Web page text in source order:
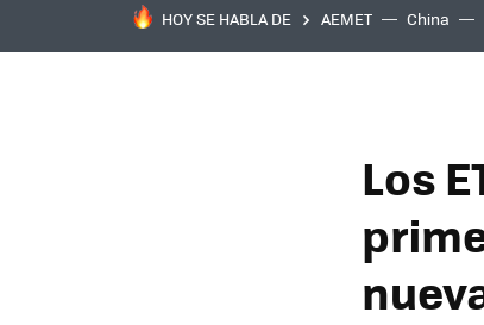
HOY SE HABLA DE AEMET China
Los